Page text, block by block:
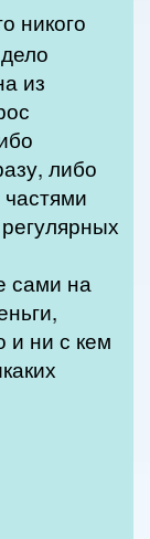
никого
из
либо
сами на
и ни с кем